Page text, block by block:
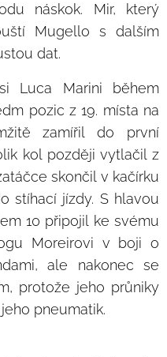
náskok. Mir, který
Mugello s dalším
dat.
Luca Marini během
pozic z 19. místa na
zamířil do první
kol později vytlačil z
skončil v kačírku
stíhací jízdy. S hlavou
10 připojil ke svému
Moreirovi v boji o
ale nakonec se
protože jeho průniky
pneumatik.